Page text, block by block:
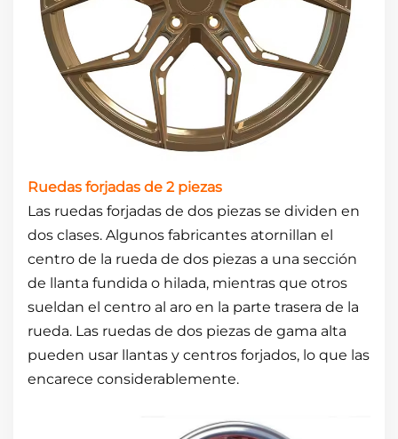
Ruedas forjadas de 2 piezas
Las ruedas forjadas de dos piezas se dividen en
dos clases. Algunos fabricantes atornillan el
centro de la rueda de dos piezas a una sección
de llanta fundida o hilada, mientras que otros
sueldan el centro al aro en la parte trasera de la
rueda. Las ruedas de dos piezas de gama alta
pueden usar llantas y centros forjados, lo que las
encarece considerablemente.